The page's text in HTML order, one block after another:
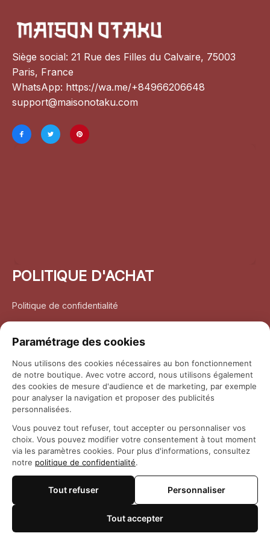
Siège social: 21 Rue des Filles du Calvaire, 75003
Paris, France
WhatsApp: https://wa.me/+84966206648
support@maisonotaku.com
POLITIQUE D'ACHAT
Politique de confidentialité
Politique de retour et remboursement
Coordonnées
Questions fréquemment posées
© 2026 Maison Otaku
Paramétrage des cookies
Nous utilisons des cookies nécessaires au bon fonctionnement
de notre boutique. Avec votre accord, nous utilisons également
des cookies de mesure d'audience et de marketing, par exemple
pour analyser la navigation et proposer des publicités
personnalisées.
Vous pouvez tout refuser, tout accepter ou personnaliser vos
choix. Vous pouvez modifier votre consentement à tout moment
via les paramètres cookies. Pour plus d'informations, consultez
notre politique de confidentialité.
Tout refuser Personnaliser
Tout accepter